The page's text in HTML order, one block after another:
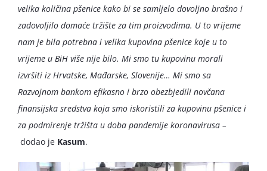
velika količina pšenice kako bi se samljelo dovoljno brašno i
zadovoljilo domaće tržište za tim proizvodima. U to vrijeme
nam je bila potrebna i velika kupovina pšenice koje u to
vrijeme u BiH više nije bilo. Mi smo tu kupovinu morali
izvršiti iz Hrvatske, Mađarske, Slovenije… Mi smo sa
Razvojnom bankom efikasno i brzo obezbjedili novčana
finansijska sredstva koja smo iskoristili za kupovinu pšenice i
za podmirenje tržišta u doba pandemije koronavirusa –
dodao je Kasum.